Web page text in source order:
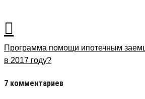
Программа помощи ипотечным
в 2017 году?
7 комментариев